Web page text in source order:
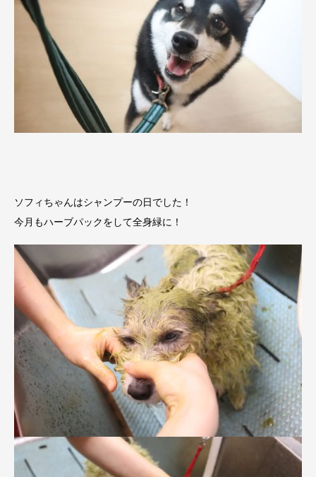
ソフィちゃんはシャンプーの日でした！
今月もハーブパックをして全身緑に！